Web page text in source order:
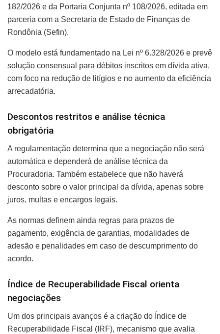
182/2026 e da Portaria Conjunta nº 108/2026, editada em
parceria com a Secretaria de Estado de Finanças de
Rondônia (Sefin).
O modelo está fundamentado na Lei nº 6.328/2026 e prevê
solução consensual para débitos inscritos em dívida ativa,
com foco na redução de litígios e no aumento da eficiência
arrecadatória.
Descontos restritos e análise técnica
obrigatória
A regulamentação determina que a negociação não será
automática e dependerá de análise técnica da
Procuradoria. Também estabelece que não haverá
desconto sobre o valor principal da dívida, apenas sobre
juros, multas e encargos legais.
As normas definem ainda regras para prazos de
pagamento, exigência de garantias, modalidades de
adesão e penalidades em caso de descumprimento do
acordo.
Índice de Recuperabilidade Fiscal orienta
negociações
Um dos principais avanços é a criação do Índice de
Recuperabilidade Fiscal (IRF), mecanismo que avalia